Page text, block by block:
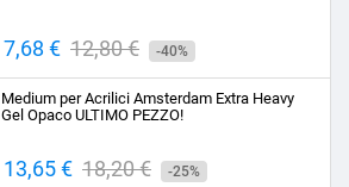
Prezzo
7,68 € Prezzo
base
12,80 € -40%
Medium per Acrilici Amsterdam Extra Heavy
Gel Opaco ULTIMO PEZZO!
Prezzo
13,65 € Prezzo
18,20 € -25%